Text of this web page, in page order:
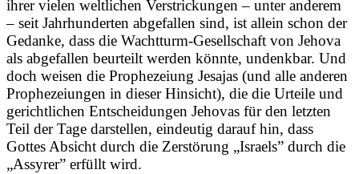
ihrer vielen weltlichen Verstrickungen – unter anderem
– seit Jahrhunderten abgefallen sind, ist allein schon der
Gedanke, dass die Wachtturm-Gesellschaft von Jehova
als abgefallen beurteilt werden könnte, undenkbar. Und
doch weisen die Prophezeiung Jesajas (und alle anderen
Prophezeiungen in dieser Hinsicht), die die Urteile und
gerichtlichen Entscheidungen Jehovas für den letzten
Teil der Tage darstellen, eindeutig darauf hin, dass
Gottes Absicht durch die Zerstörung „Israels” durch die
„Assyrer” erfüllt wird.